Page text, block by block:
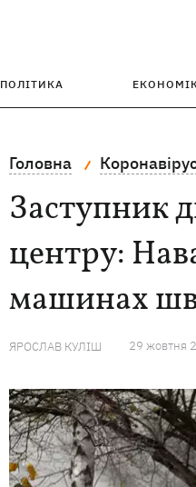
ПОЛІТИКА
Головна
Заступник
центру:
машинах
ЯРОСЛАВ КУЛІШ 29 жовтня